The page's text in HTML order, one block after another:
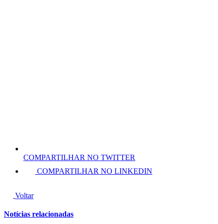
COMPARTILHAR NO TWITTER
COMPARTILHAR NO LINKEDIN
Voltar
Notícias relacionadas